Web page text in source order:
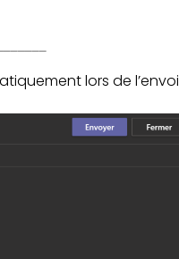
lors de l’envoi